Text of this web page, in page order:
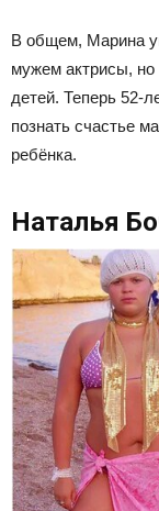
В общем, Марина
мужем актрисы, но
детей. Теперь 52-
познать счастье
ребёнка.
Наталья